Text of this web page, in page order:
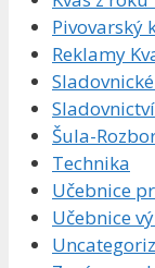
Pivovarský
Reklamy
Sladovnictví
Šula-
Technika
Učebnice
Učebnice